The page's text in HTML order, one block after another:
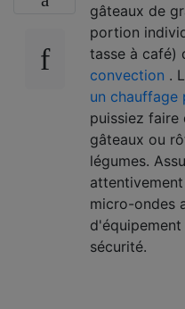
gâteaux de
portion
tasse à café)
convection .
un chauffage
puissiez faire
gâteaux ou
légumes.
micro-ondes
sécurité.